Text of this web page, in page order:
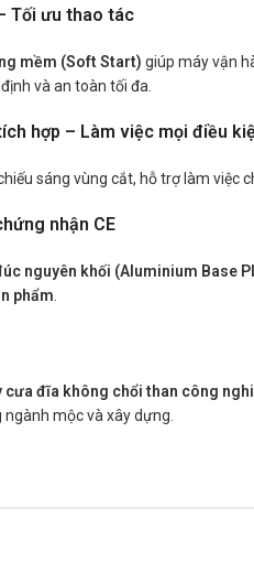
Tối ưu thao tác
mềm (Soft Start) giúp máy vận
và an toàn tối đa.
hợp – Làm việc mọi điều
sáng vùng cắt, hỗ trợ làm việc
nhận CE
nguyên khối (Aluminium Base
phẩm
cưa đĩa không chổi than công
mộc và xây dựng.